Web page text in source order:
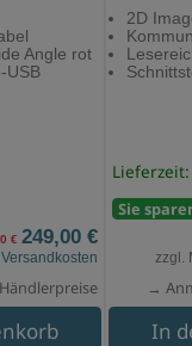
Angle rot
USB
€ 249,00 €
Versandkosten
2D
Sie
zzgl.
→
In